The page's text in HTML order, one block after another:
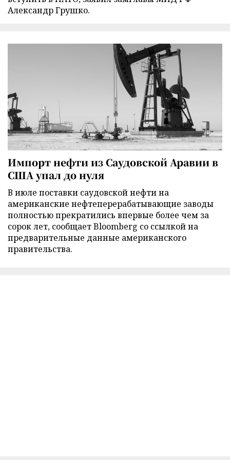
Александр Грушко.
Импорт нефти из Саудовской Аравии в
США упал до нуля
В июле поставки саудовской нефти на
американские нефтеперерабатывающие заводы
полностью прекратились впервые более чем за
сорок лет, сообщает Bloomberg со ссылкой на
предварительные данные американского
правительства.